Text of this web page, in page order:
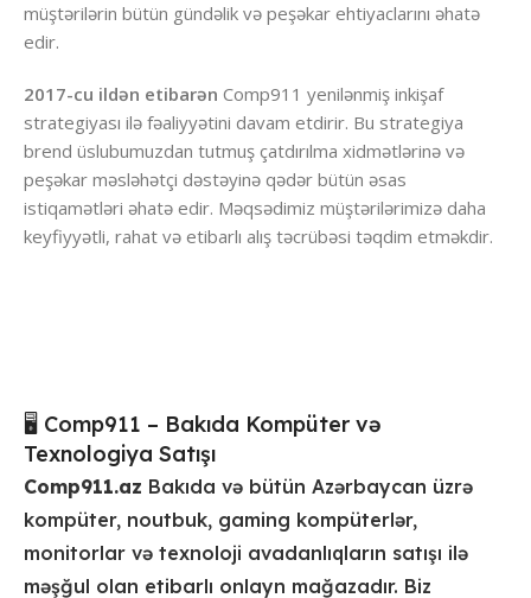
müştərilərin bütün gündəlik və peşəkar ehtiyaclarını əhatə
edir.
2017-cu ildən etibarən Comp911 yenilənmiş inkişaf
strategiyası ilə fəaliyyətini davam etdirir. Bu strategiya
brend üslubumuzdan tutmuş çatdırılma xidmətlərinə və
peşəkar məsləhətçi dəstəyinə qədər bütün əsas
istiqamətləri əhatə edir. Məqsədimiz müştərilərimizə daha
keyfiyyətli, rahat və etibarlı alış təcrübəsi təqdim etməkdir.
🖥️ Comp911 – Bakıda Kompüter və
Texnologiya Satışı
Comp911.az Bakıda və bütün Azərbaycan üzrə
kompüter, noutbuk, gaming kompüterlər,
monitorlar və texnoloji avadanlıqların satışı ilə
məşğul olan etibarlı onlayn mağazadır. Biz